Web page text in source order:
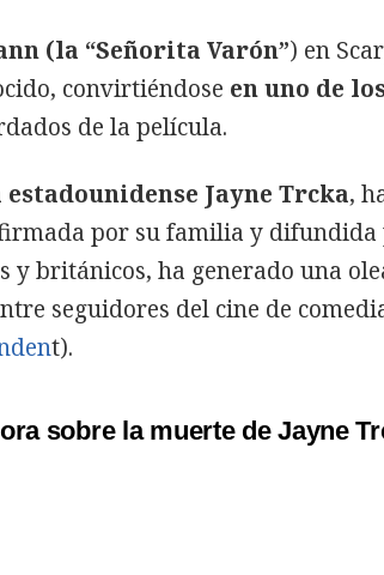
(la “Señorita Varón”) en
convirtiéndose en uno de
de la película.
Jayne Trcka,
por su familia y
y británicos, ha generado una
seguidores del cine de
t).
sobre la muerte de Jayne